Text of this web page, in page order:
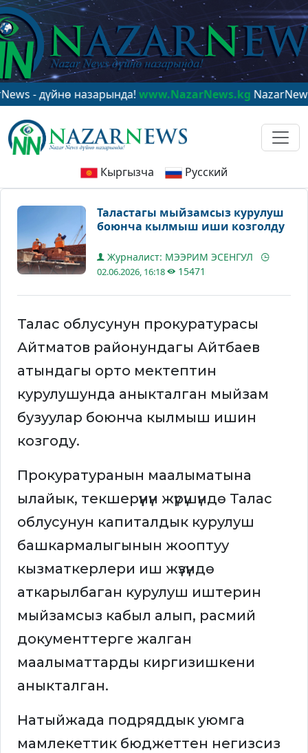
назарында!www.NazarNews.kgNazarNews - в
Кыргызча Русский
Таластагы мыйзамсыз курулуш
боюнча кылмыш иши козголду
Журналист: МЭЭРИМ ЭСЕНГУЛ
02.06.2026, 16:18 15471
Талас облусунун прокуратурасы
Айтматов районундагы Айтбаев
атындагы орто мектептин
курулушунда аныкталган мыйзам
бузуулар боюнча кылмыш ишин
козгоду.
Прокуратуранын маалыматына
ылайык, текшерүүнүн жүрүшүндө Талас
облусунун капиталдык курулуш
башкармалыгынын жооптуу
кызматкерлери иш жүзүндө
аткарылбаган курулуш иштерин
мыйзамсыз кабыл алып, расмий
документтерге жалган
маалыматтарды киргизишкени
аныкталган.
Натыйжада подряддык уюмга
мамлекеттик бюджеттен негизсиз